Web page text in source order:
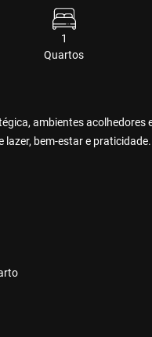
1
Quartos
ambientes
bem-estar e